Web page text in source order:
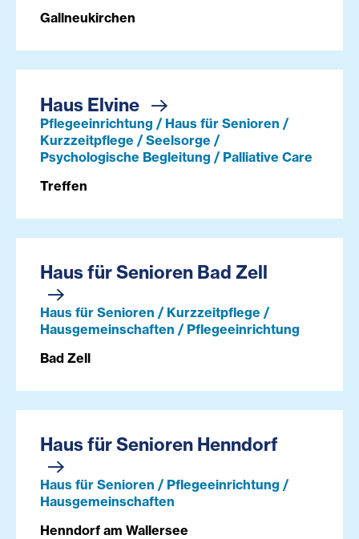
Gallneukirchen
Haus Elvine
Pflegeeinrichtung / Haus für Senioren /
Kurzzeitpflege / Seelsorge /
Psychologische Begleitung / Palliative Care
Treffen
Haus für Senioren Bad Zell
Haus für Senioren / Kurzzeitpflege /
Hausgemeinschaften / Pflegeeinrichtung
Bad Zell
Haus für Senioren Henndorf
Haus für Senioren / Pflegeeinrichtung /
Hausgemeinschaften
Henndorf am Wallersee